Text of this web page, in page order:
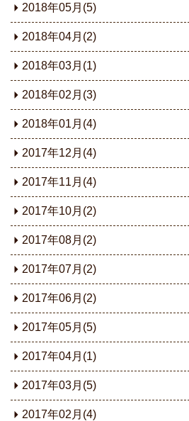
2018年05月(5)
2018年04月(2)
2018年03月(1)
2018年02月(3)
2018年01月(4)
2017年12月(4)
2017年11月(4)
2017年10月(2)
2017年08月(2)
2017年07月(2)
2017年06月(2)
2017年05月(5)
2017年04月(1)
2017年03月(5)
2017年02月(4)